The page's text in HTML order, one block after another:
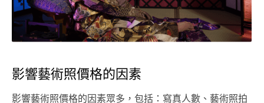
影響藝術照價格的因素
影響藝術照價格的因素眾多，包括：寫真人數、藝術照拍